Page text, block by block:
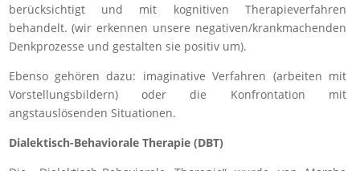
berücksichtigt und mit kognitiven Therapieverfahren
behandelt. (wir erkennen unsere negativen/krankmachenden
Denkprozesse und gestalten sie positiv um).
Ebenso gehören dazu: imaginative Verfahren (arbeiten mit
Vorstellungsbildern) oder die Konfrontation mit
angstauslösenden Situationen.
Dialektisch-Behaviorale Therapie (DBT)